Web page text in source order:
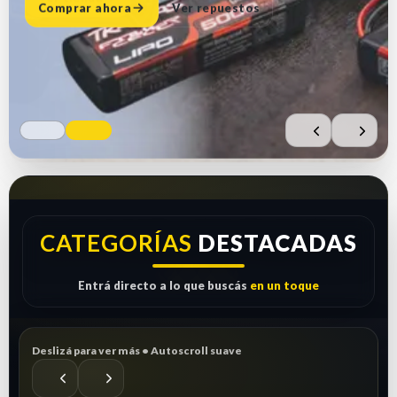
Comprar ahora Ver repuestos
CATEGORÍAS DESTACADAS
Entrá directo a lo que buscás en un toque
Deslizá para ver más • Autoscroll suave